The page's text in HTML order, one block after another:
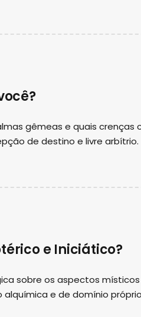
gêmeas e quais crenças
de destino e livre arbítrio.
e Iniciático?
sobre os aspectos
e de domínio